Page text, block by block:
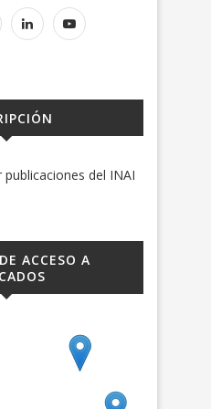
publicaciones del INAI
ACCESO A